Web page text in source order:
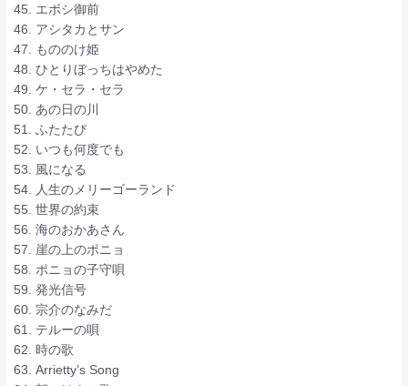
45. エボシ御前
46. アシタカとサン
47. もののけ姫
48. ひとりぼっちはやめた
49. ケ・セラ・セラ
50. あの日の川
51. ふたたび
52. いつも何度でも
53. 風になる
54. 人生のメリーゴーランド
55. 世界の約束
56. 海のおかあさん
57. 崖の上のポニョ
58. ポニョの子守唄
59. 発光信号
60. 宗介のなみだ
61. テルーの唄
62. 時の歌
63. Arrietty’s Song